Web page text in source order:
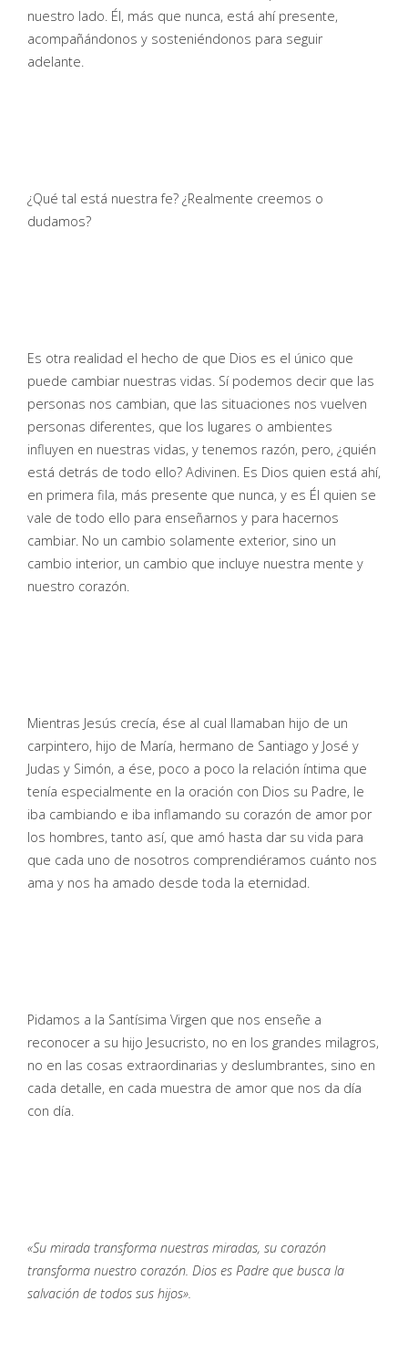
nuestro lado. Él, más que nunca, está ahí presente,
acompañándonos y sosteniéndonos para seguir
adelante.
¿Qué tal está nuestra fe? ¿Realmente creemos o
dudamos?
Es otra realidad el hecho de que Dios es el único que
puede cambiar nuestras vidas. Sí podemos decir que las
personas nos cambian, que las situaciones nos vuelven
personas diferentes, que los lugares o ambientes
influyen en nuestras vidas, y tenemos razón, pero, ¿quién
está detrás de todo ello? Adivinen. Es Dios quien está ahí,
en primera fila, más presente que nunca, y es Él quien se
vale de todo ello para enseñarnos y para hacernos
cambiar. No un cambio solamente exterior, sino un
cambio interior, un cambio que incluye nuestra mente y
nuestro corazón.
Mientras Jesús crecía, ése al cual llamaban hijo de un
carpintero, hijo de María, hermano de Santiago y José y
Judas y Simón, a ése, poco a poco la relación íntima que
tenía especialmente en la oración con Dios su Padre, le
iba cambiando e iba inflamando su corazón de amor por
los hombres, tanto así, que amó hasta dar su vida para
que cada uno de nosotros comprendiéramos cuánto nos
ama y nos ha amado desde toda la eternidad.
Pidamos a la Santísima Virgen que nos enseñe a
reconocer a su hijo Jesucristo, no en los grandes milagros,
no en las cosas extraordinarias y deslumbrantes, sino en
cada detalle, en cada muestra de amor que nos da día
con día.
«Su mirada transforma nuestras miradas, su corazón
transforma nuestro corazón. Dios es Padre que busca la
salvación de todos sus hijos».